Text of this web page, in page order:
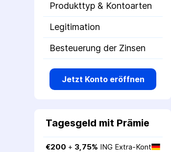
Produkttyp & Kontoarten
Legitimation
Besteuerung der Zinsen
Jetzt Konto eröffnen
Tagesgeld mit Prämie
€200 + 3,75% ING Extra-Kont